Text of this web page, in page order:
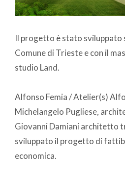
Il progetto è stato sviluppato
Comune di Trieste e con il
studio Land.
Alfonso Femia / Atelier(s)
Michelangelo Pugliese,
Giovanni Damiani architetto
sviluppato il progetto di
economica.